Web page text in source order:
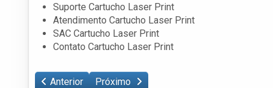
Suporte Cartucho Laser Print
Atendimento Cartucho Laser Print
SAC Cartucho Laser Print
Contato Cartucho Laser Print
Anterior Próximo